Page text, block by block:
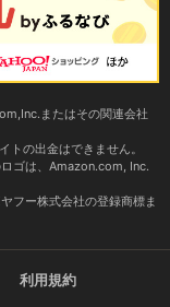
またはその関連会社
トの出金はできません。
ゴは、Amazon.com, Inc.
フー株式会社の登録商標ま
利用規約